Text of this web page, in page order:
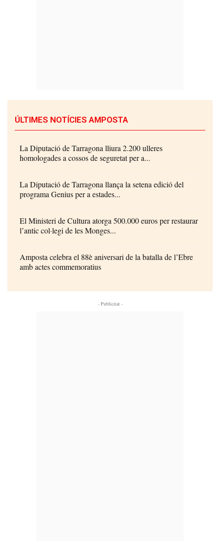
ÚLTIMES NOTÍCIES AMPOSTA
La Diputació de Tarragona lliura 2.200 ulleres
homologades a cossos de seguretat per a...
La Diputació de Tarragona llança la setena edició del
programa Genius per a estades...
El Ministeri de Cultura atorga 500.000 euros per restaurar
l’antic col·legi de les Monges...
Amposta celebra el 88è aniversari de la batalla de l’Ebre
amb actes commemoratius
- Publicitat -